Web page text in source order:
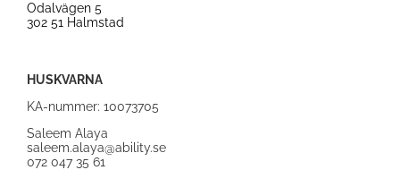
Odalvägen 5
302 51 Halmstad
HUSKVARNA
KA-nummer: 10073705
Saleem Alaya
saleem.alaya@ability.se
072 047 35 61